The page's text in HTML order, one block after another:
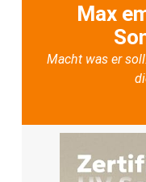
Max
Macht was er